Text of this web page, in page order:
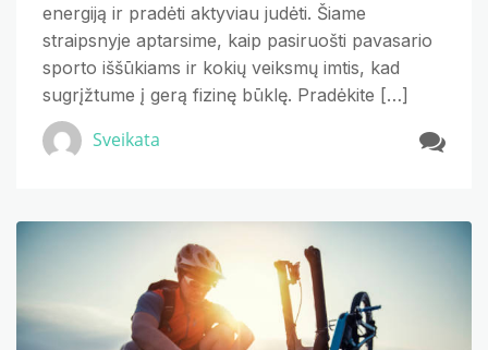
energiją ir pradėti aktyviau judėti. Šiame
straipsnyje aptarsime, kaip pasiruošti pavasario
sporto iššūkiams ir kokių veiksmų imtis, kad
sugrįžtume į gerą fizinę būklę. Pradėkite […]
Sveikata